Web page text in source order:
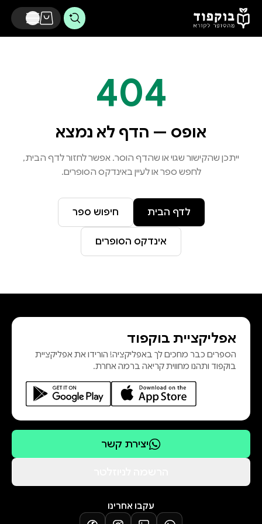
דלג לתוכן הראשי
404
אופס — הדף לא נמצא
ייתכן שהקישור שגוי או שהדף הוסר. אפשר לחזור לדף הבית,
לחפש ספר או לעיין באינדקס הסופרים.
לדף הבית חיפוש ספר
אינדקס הסופרים
אפליקציית בוקפוד
הספרים כבר מחכים לך באפליקציה! הורידו את אפליקציית
בוקפוד ותהנו מחווית קריאה ברמה אחרת.
יצירת קשר
עקבו אחרינו